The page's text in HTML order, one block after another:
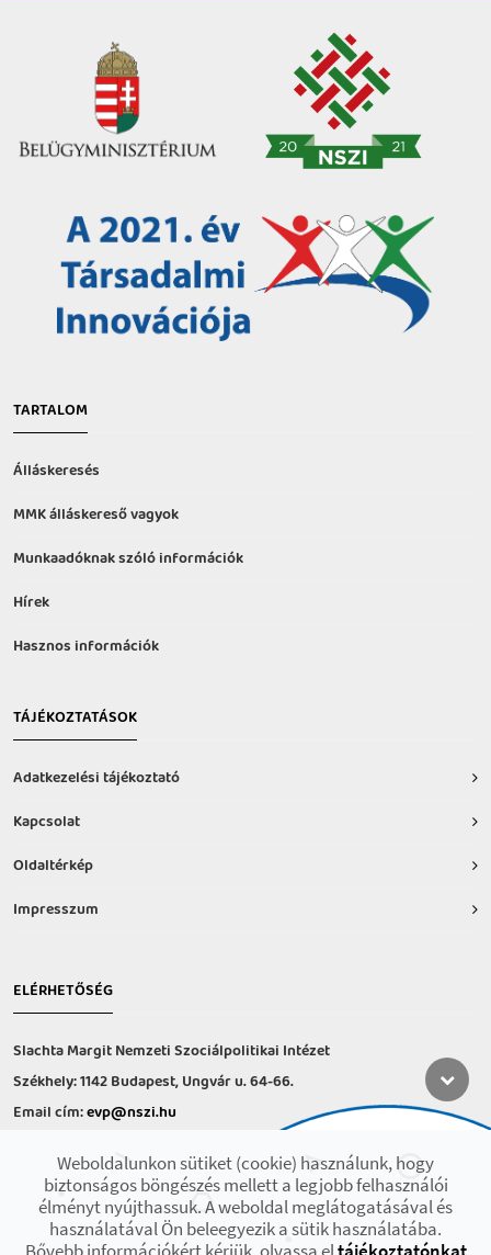
TARTALOM
Álláskeresés
MMK álláskereső vagyok
Munkaadóknak szóló információk
Hírek
Hasznos információk
TÁJÉKOZTATÁSOK
Adatkezelési tájékoztató
Kapcsolat
Oldaltérkép
Impresszum
ELÉRHETŐSÉG
Slachta Margit Nemzeti Szociálpolitikai Intézet
Székhely: 1142 Budapest, Ungvár u. 64-66.
Email cím:evp@nszi.hu
hétfő-csütörtök: 8:00-16:00
péntek: 8:00-14.00
Weboldalunkon sütiket (cookie) használunk, hogy
biztonságos böngészés mellett a legjobb felhasználói
élményt nyújthassuk. A weboldal meglátogatásával és
használatával Ön beleegyezik a sütik használatába.